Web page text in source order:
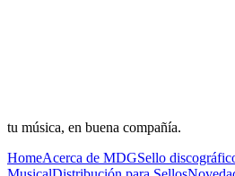
tu música, en buena compañía.
HomeAcerca de MDGSello